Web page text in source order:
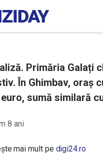
Primăria Galați
În Ghimbav, oraș
sumă similară
8 ani
mai mult pe digi24.ro